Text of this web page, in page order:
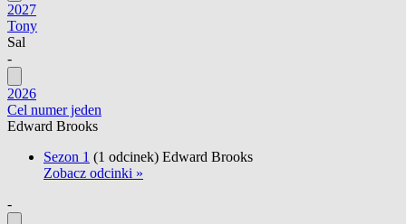
2027
Tony
Sal
-
2026
Cel numer jeden
Edward Brooks
Sezon 1 (1 odcinek) Edward Brooks
Zobacz odcinki »
-